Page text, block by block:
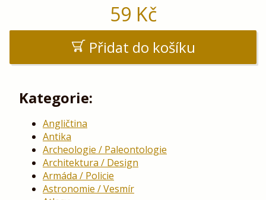
59 Kč
Přidat do košíku
Kategorie:
Angličtina
Antika
Archeologie / Paleontologie
Architektura / Design
Armáda / Policie
Astronomie / Vesmír